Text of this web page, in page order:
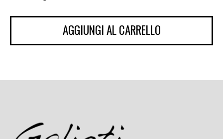
AGGIUNGI AL CARRELLO